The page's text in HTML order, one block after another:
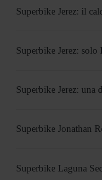
Superbike Jerez: il
Superbike Jerez: solo
Superbike Jerez: una
Superbike Jonathan
Superbike Laguna